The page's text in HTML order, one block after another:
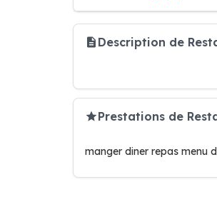
Description de
Prestations de
manger diner repas menu